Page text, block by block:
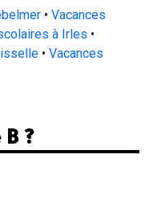
• Vacances
à Irles •
• Vacances
?